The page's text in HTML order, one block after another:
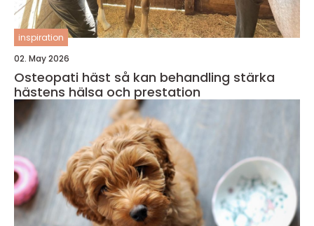
inspiration
02. May 2026
Osteopati häst så kan behandling stärka
hästens hälsa och prestation